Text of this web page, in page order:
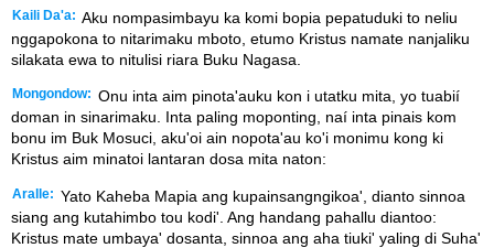
Kaili Da'a: Aku nompasimbayu ka komi bopia pepatuduki to neliu
nggapokona to nitarimaku mboto, etumo Kristus namate nanjaliku
silakata ewa to nitulisi riara Buku Nagasa.
Mongondow: Onu inta aim pinota'auku kon i utatku mita, yo tuabií
doman in sinarimaku. Inta paling moponting, naí inta pinais kom
bonu im Buk Mosuci, aku'oi ain nopota'au ko'i monimu kong ki
Kristus aim minatoi lantaran dosa mita naton:
Aralle: Yato Kaheba Mapia ang kupainsangngikoa', dianto sinnoa
siang ang kutahimbo tou kodi'. Ang handang pahallu diantoo:
Kristus mate umbaya' dosanta, sinnoa ang aha tiuki' yaling di Suha'